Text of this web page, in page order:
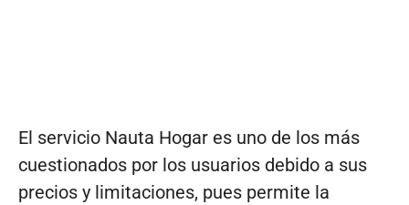
El servicio Nauta Hogar es uno de los más
cuestionados por los usuarios debido a sus
precios y limitaciones, pues permite la